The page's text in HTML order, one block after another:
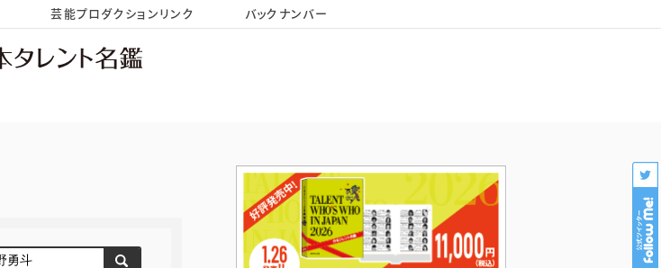
HOME お問い合わせ 会社概要 個人情報保護
芸能プロダクションリンク バックナンバー